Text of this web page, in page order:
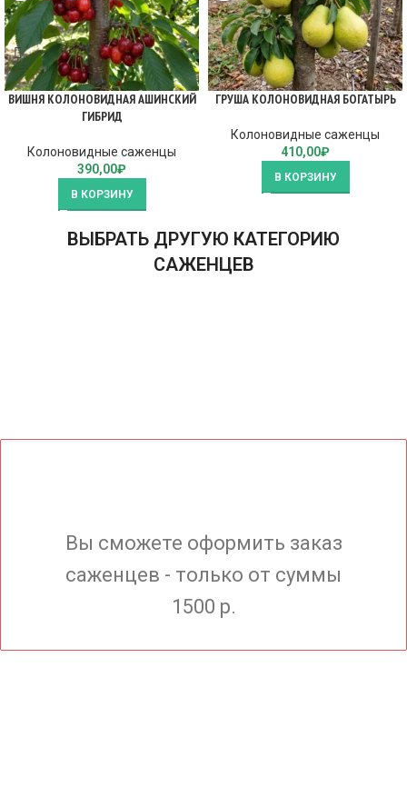
ВИШНЯ КОЛОНОВИДНАЯ АШИНСКИЙ
ГИБРИД
Колоновидные саженцы
390,00₽
В КОРЗИНУ
ГРУША КОЛОНОВИДНАЯ БОГАТЫРЬ
Колоновидные саженцы
410,00₽
В КОРЗИНУ
ВЫБРАТЬ ДРУГУЮ КАТЕГОРИЮ
САЖЕНЦЕВ
Вы сможете оформить заказ
саженцев - только от суммы
1500 р.